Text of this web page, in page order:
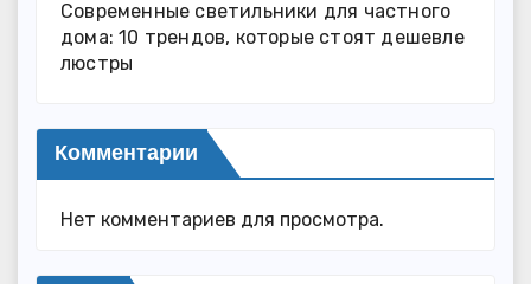
Современные светильники для частного
дома: 10 трендов, которые стоят дешевле
люстры
Комментарии
Нет комментариев для просмотра.